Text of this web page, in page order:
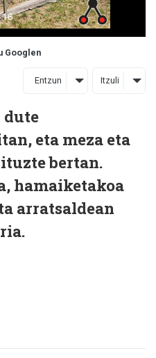
Googlen
Entzun Itzuli
eta meza eta
bertan.
hamaiketakoa
arratsaldean